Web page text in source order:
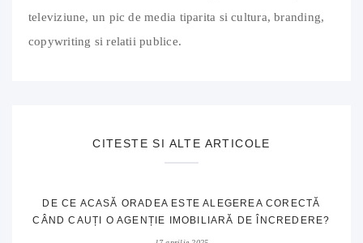
televiziune, un pic de media tiparita si cultura, branding,
copywriting si relatii publice.
CITESTE SI ALTE ARTICOLE
DE CE ACASĂ ORADEA ESTE ALEGEREA CORECTĂ
CÂND CAUȚI O AGENȚIE IMOBILIARĂ DE ÎNCREDERE?